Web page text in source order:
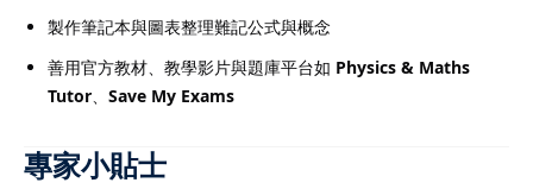
製作筆記本與圖表整理難記公式與概念
善用官方教材、教學影片與題庫平台如 Physics & Maths
Tutor、 Save My Exams
專家小貼士